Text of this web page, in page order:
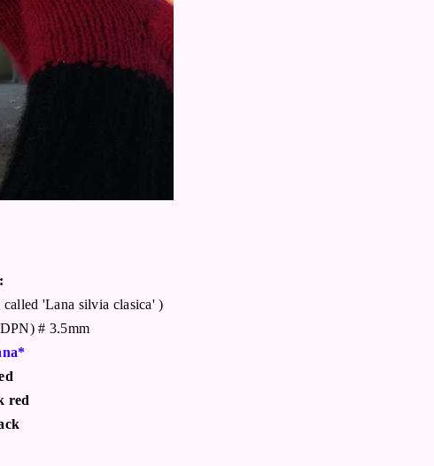
'Lana silvia clasica' )
# 3.5mm
red